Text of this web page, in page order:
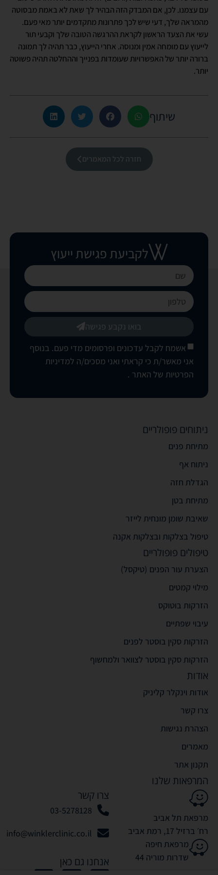
עם עצמנו. לכן, אם המבדק הזה הבהיר לך שאת לא באמת מבסוטה
מהמראה שלך, דעי שיש לכך פתרונות מתקדמים יותר מאי פעם.
עשי את הצעד הראשון לקראת ההרגשה הטובה שלך וקבעי תור
לייעוץ עם מומחה אמין ומנוסה. אחרי הייעוץ, כבר תהיה לך תמונה
ברורה יותר של האפשרויות שעומדות בפנייך וההחלטה תהיה פשוטה
יותר.
שיתוף
חזרה לכל המאמרים
לקביעת פגישת ייעוץ
אשמח לקבל עדכונים ופרסומים מדי פעם. בנוסף
אני מאשר/ת כי קראתי ואני מסכים/ה למדיניות
הפרטיות של האתר .
בואו נקבע פגישה
ניתוחים פופולריים
מתיחת פנים
ניתוח אף
הגדלת חזה
מתיחת בטן
שאיבת שומן מונחית לייזר
טיפול בצלקות ובצלקות אקנה
טיפולים פופולריים
הצערת עור הפנים (טיקסל)
מילוי קמטים
הזרקות בוטוקס
עיבוי שפתיים
הזרקות סקין בוסטר לפנים
הזרקות סקין בוסטר לצוואר ולמחשוף
אודות
אודות וינקלר קליניק
צרו קשר
הצהרת נגישות
מאמרים
תקנון אתר
המרפאות שלנו
מרפאת תל אביב
רח׳ ברזיל 17, רמת אביב
מרפאת חיפה
שדרות מוריה 44
צרו קשר
03-5278128
info@winklerclinic.co.il
אנחנו גם כאן